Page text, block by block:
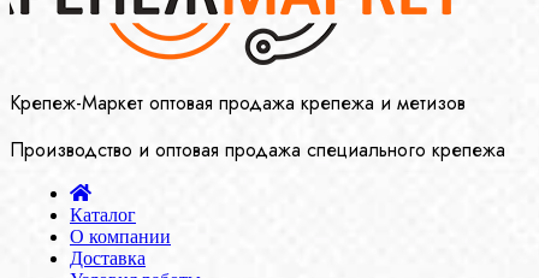
Крепеж-Маркет оптовая продажа крепежа и метизов
Производство и оптовая продажа специального крепежа
Каталог
О компании
Доставка